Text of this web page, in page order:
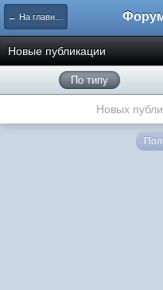
← На главную
Новые публикации
По типу
Новых